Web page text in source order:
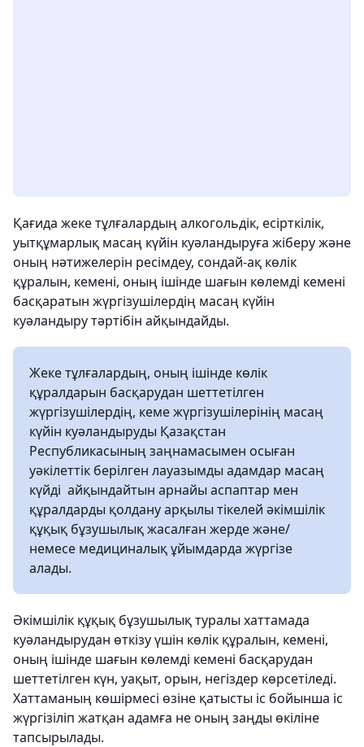
Қағида жеке тұлғалардың алкогольдік, есірткілік,
уытқұмарлық масаң күйін куәландыруға жіберу және
оның нәтижелерін ресімдеу, сондай-ақ көлік
құралын, кемені, оның ішінде шағын көлемді кемені
басқаратын жүргізушілердің масаң күйін
куәландыру тәртібін айқындайды.
Жеке тұлғалардың, оның ішінде көлiк
құралдарын басқарудан шеттетiлген
жүргiзушiлердiң, кеме жүргiзушiлерiнiң масаң
күйiн куәландыруды Қазақстан
Республикасының заңнамасымен осыған
уәкiлеттік берiлген лауазымды адамдар масаң
күйдi айқындайтын арнайы аспаптар мен
құралдарды қолдану арқылы тiкелей әкiмшiлiк
құқық бұзушылық жасалған жерде және/
немесе медициналық ұйымдарда жүргiзе
алады.
Әкiмшiлiк құқық бұзушылық туралы хаттамада
куәландырудан өткiзу үшiн көлiк құралын, кемені,
оның ішінде шағын көлемді кемені басқарудан
шеттетiлген күн, уақыт, орын, негiздер көрсетiледi.
Хаттаманың көшiрмесi өзiне қатысты іс бойынша iс
жүргiзiлiп жатқан адамға не оның заңды өкiлiне
тапсырылады.